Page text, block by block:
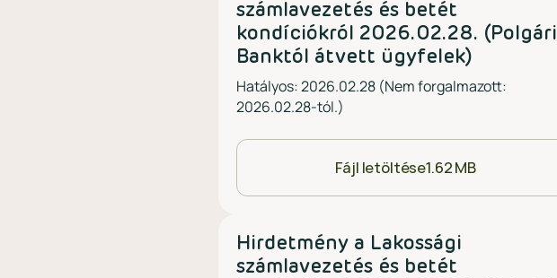
számlavezetés és betét
kondíciókról 2026.02.28. (Polgári
Banktól átvett ügyfelek)
Hatályos: 2026.02.28 (Nem forgalmazott:
2026.02.28-tól.)
Fájl letöltése1.62 MB
Hirdetmény a Lakossági
számlavezetés és betét